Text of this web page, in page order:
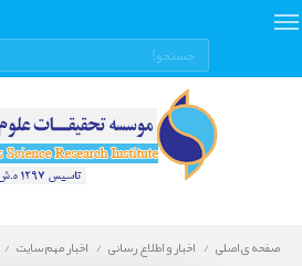
صفحه ی اصلی اخبار و اطلاع رسانی اخبار مهم سایت